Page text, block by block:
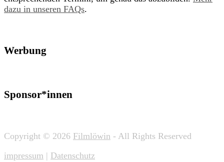
dazu in unseren FAQs.
Werbung
Sponsor*innen
Copyright © 2026 Filmlöwin - All Rights Reserved
impressum | Datenschutz